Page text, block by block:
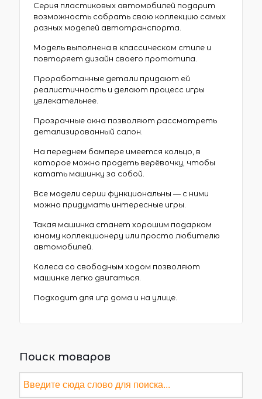
Серия пластиковых автомобилей подарит
возможность собрать свою коллекцию самых
разных моделей автотранспорта.
Модель выполнена в классическом стиле и
повторяет дизайн своего прототипа.
Проработанные детали придают ей
реалистичность и делают процесс игры
увлекательнее.
Прозрачные окна позволяют рассмотреть
детализированный салон.
На переднем бампере имеется кольцо, в
которое можно продеть верёвочку, чтобы
катать машинку за собой.
Все модели серии функциональны — с ними
можно придумать интересные игры.
Такая машинка станет хорошим подарком
юному коллекционеру или просто любителю
автомобилей.
Колеса со свободным ходом позволяют
машинке легко двигаться.
Подходит для игр дома и на улице.
Поиск товаров